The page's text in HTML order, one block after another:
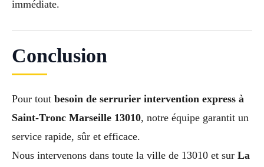
immédiate.
Conclusion
Pour tout besoin de serrurier intervention express à
Saint-Tronc Marseille 13010, notre équipe garantit un
service rapide, sûr et efficace.
Nous intervenons dans toute la ville de 13010 et sur La